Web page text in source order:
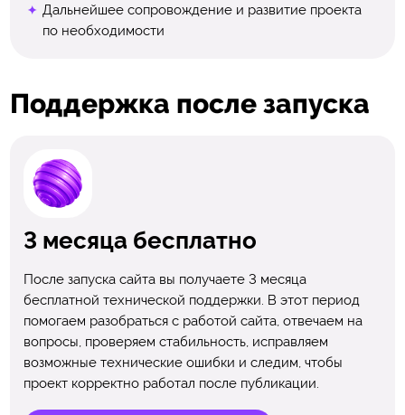
Дальнейшее сопровождение и развитие проекта
по необходимости
Поддержка после запуска
3 месяца бесплатно
После запуска сайта вы получаете 3 месяца
бесплатной технической поддержки. В этот период
помогаем разобраться с работой сайта, отвечаем на
вопросы, проверяем стабильность, исправляем
возможные технические ошибки и следим, чтобы
проект корректно работал после публикации.